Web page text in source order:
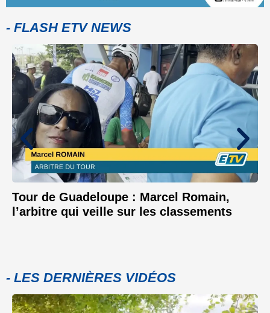
- FLASH ETV NEWS
Tour de Guadeloupe : Marcel Romain,
l’arbitre qui veille sur les classements
- LES DERNIÈRES VIDÉOS